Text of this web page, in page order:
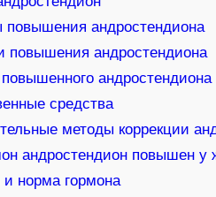
повышения андростендиона
повышения андростендиона
андростендиона
средства
методы коррекции
андростендион повышен у
норма гормона